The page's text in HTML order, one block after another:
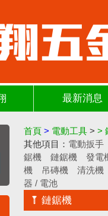
最新消息
首頁 > 電動工具 > >
其他項目： 電動扳手
鋸機
鏈鋸機
發電
機
吊磚機
清洗機
器 / 電池
鏈鋸機